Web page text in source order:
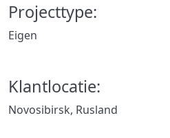
Projecttype:
Eigen
Klantlocatie:
Novosibirsk, Rusland